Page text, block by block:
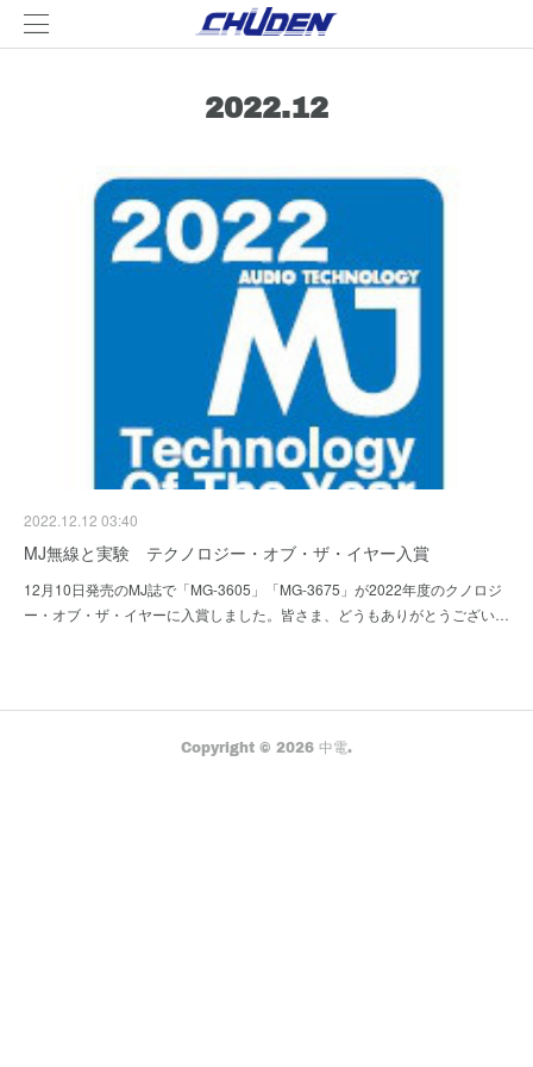
2022.12
2022.12.12 03:40
MJ無線と実験 テクノロジー・オブ・ザ・イヤー入賞
12月10日発売のMJ誌で「MG-3605」「MG-3675」が2022年度のクノロジ
ー・オブ・ザ・イヤーに入賞しました。皆さま、どうもありがとうござい…
Copyright © 2026 中電.